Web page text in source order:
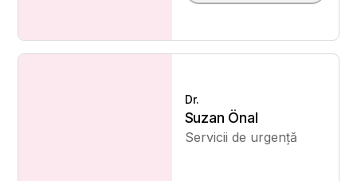
Dr.
Suzan Önal
Servicii de urgență